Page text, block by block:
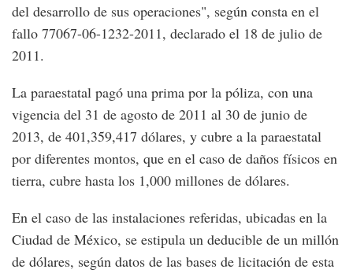
del desarrollo de sus operaciones", según consta en el
fallo 77067-06-1232-2011, declarado el 18 de julio de
2011.
La paraestatal pagó una prima por la póliza, con una
vigencia del 31 de agosto de 2011 al 30 de junio de
2013, de 401,359,417 dólares, y cubre a la paraestatal
por diferentes montos, que en el caso de daños físicos en
tierra, cubre hasta los 1,000 millones de dólares.
En el caso de las instalaciones referidas, ubicadas en la
Ciudad de México, se estipula un deducible de un millón
de dólares, según datos de las bases de licitación de esta